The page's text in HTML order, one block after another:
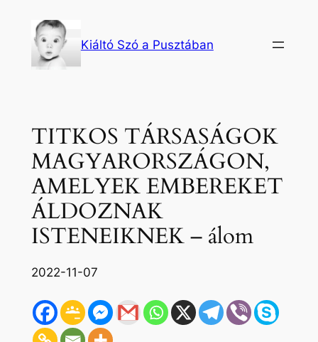
tartalomhoz
Kiáltó Szó a Pusztában
TITKOS TÁRSASÁGOK
MAGYARORSZÁGON,
AMELYEK EMBEREKET
ÁLDOZNAK
ISTENEIKNEK – álom
2022-11-07